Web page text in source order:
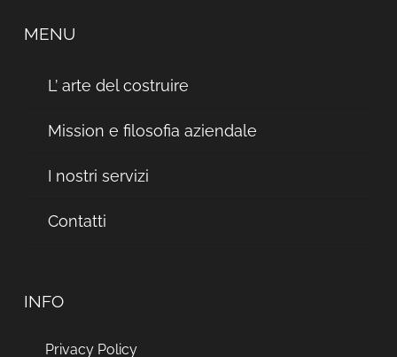
MENU
L’ arte del costruire
Mission e filosofia aziendale
I nostri servizi
Contatti
INFO
Privacy Policy